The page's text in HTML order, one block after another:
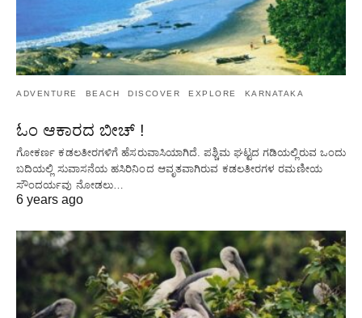
ADVENTURE BEACH DISCOVER EXPLORE KARNATAKA
ಓಂ ಆಕಾರದ ಬೀಚ್ !
ಗೋಕರ್ಣ ಕಡಲತೀರಗಳಿಗೆ ಹೆಸರುವಾಸಿಯಾಗಿದೆ. ಪಶ್ಚಿಮ ಘಟ್ಟದ ​​ಗಡಿಯಲ್ಲಿರುವ ಒಂದು
ಬದಿಯಲ್ಲಿ ಸುವಾಸನೆಯ ಹಸಿರಿನಿಂದ ಆವೃತವಾಗಿರುವ ಕಡಲತೀರಗಳ ರಮಣೀಯ
ಸೌಂದರ್ಯವು ನೋಡಲು…
6 years ago